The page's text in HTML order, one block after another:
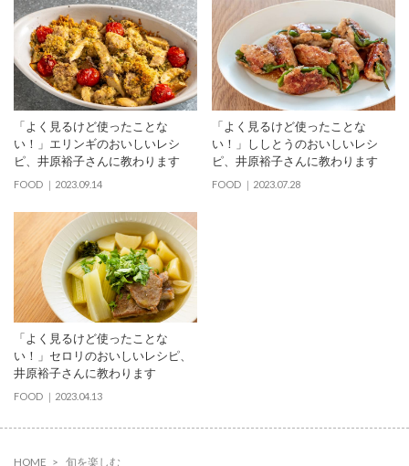
「よく見るけど使ったことな
い！」エリンギのおいしいレシ
ピ、井原裕子さんに教わります
FOOD 2023.09.14
「よく見るけど使ったことな
い！」ししとうのおいしいレシ
ピ、井原裕子さんに教わります
FOOD 2023.07.28
「よく見るけど使ったことな
い！」セロリのおいしいレシピ、
井原裕子さんに教わります
FOOD 2023.04.13
HOME 旬を楽しむ